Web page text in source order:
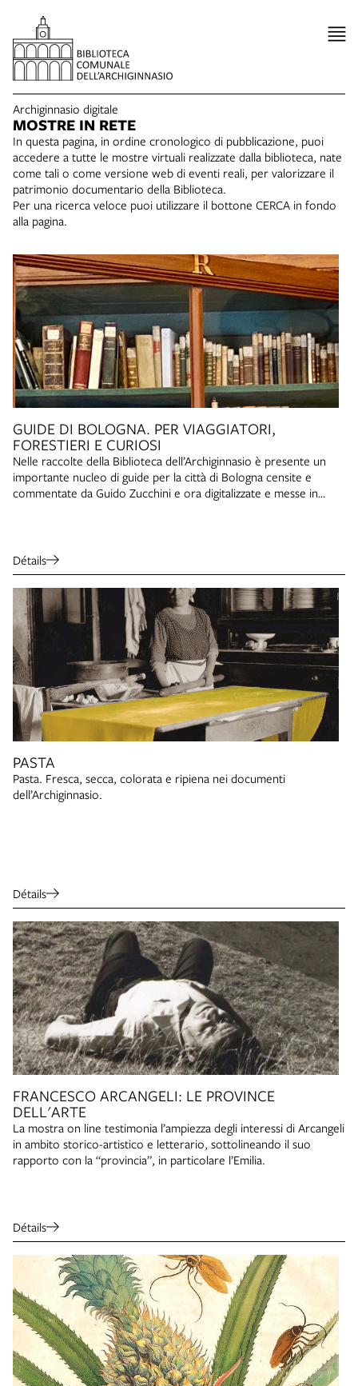
Archiginnasio digitale
MOSTRE IN RETE
In questa pagina, in ordine cronologico di pubblicazione, puoi
accedere a tutte le mostre virtuali realizzate dalla biblioteca, nate
come tali o come versione web di eventi reali, per valorizzare il
patrimonio documentario della Biblioteca.
Per una ricerca veloce puoi utilizzare il bottone CERCA in fondo
alla pagina.
GUIDE DI BOLOGNA. PER VIAGGIATORI,
FORESTIERI E CURIOSI
Nelle raccolte della Biblioteca dell’Archiginnasio è presente un
importante nucleo di guide per la città di Bologna censite e
commentate da Guido Zucchini e ora digitalizzate e messe in
Détails
PASTA
Pasta. Fresca, secca, colorata e ripiena nei documenti
dell’Archiginnasio.
Détails
FRANCESCO ARCANGELI: LE PROVINCE
DELL'ARTE
La mostra on line testimonia l’ampiezza degli interessi di Arcangeli
in ambito storico-artistico e letterario, sottolineando il suo
rapporto con la “provincia”, in particolare l’Emilia.
Détails